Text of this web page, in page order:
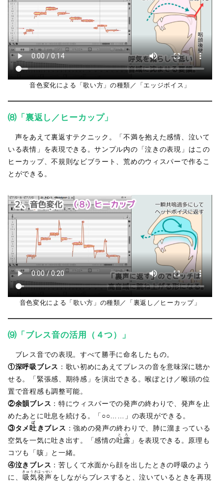
音色変化による「歌い方」の種類／「エッジボイス」
⑻「裏返し／ヒーカップ」
声をあえて裏返すテクニック。「不満を抱えた感情、泣いて
いる表情」を表現できる。サンプル内の「泣きの表現」はこの
ヒーカップ、不規則なビブラート、荒めのウィスパーで作るこ
とができる。
音色変化による「歌い方」の種類／「裏返し／ヒーカップ」
⑼「ブレス音の活用（４つ）」
ブレス音での表現。すべて勝手に命名したもの。
①深呼吸ブレス ：歌い初めにあえてブレスの音を意味深に聴か
せる。「緊張感、期待感」を演出できる。喉ぼとけ／喉頭の位
置で音程感も調整可能。
②余韻ブレス ：特にウィスパーでの発声の終わりで、発声を止
めたあとに吐息を続ける。「○○……」の表現ができる。
③タメ吐
ば
きブレス ：強めの発声の終わりで、肺に溜まっている
空気を一気に吐き出す。「感情の吐露
とろ
」を表現できる。原理も
コツも「咳」と一緒。
④泣きブレス ：苦しくて水面から顔を出したときの呼吸のよう
に、 吸気発声
きゅうきはっせい
をしながらブレスすると、泣いているときを再現